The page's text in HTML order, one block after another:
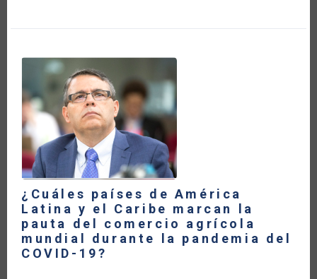
DE
AMÉRICA
LATINA
Y
EL
CARIBE
DURANTE
LA
PANDEMIA
DEL
COVID-
19
¿Cuáles países de América
Latina y el Caribe marcan la
pauta del comercio agrícola
mundial durante la pandemia del
COVID-19?